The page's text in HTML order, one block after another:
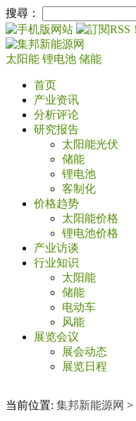
搜尋：
太阳能 锂电池 储能
首页
产业资讯
分析评论
研究报告
太阳能光伏
储能
锂电池
客制化
价格趋势
太阳能价格
锂电池价格
产业访谈
行业知识
太阳能
储能
电动车
风能
展览会议
展会动态
展览日程
当前位置: 集邦新能源网 >